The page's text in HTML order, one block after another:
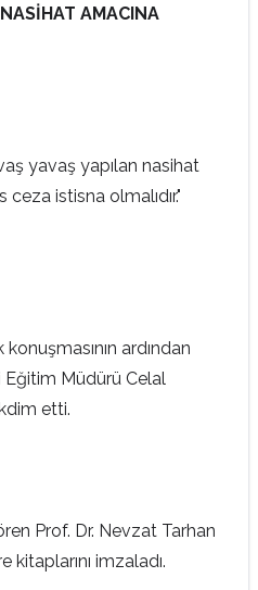
AMACINA
yavaş yapılan nasihat
ceza istisna olmalıdır."
ardından
Eğitim Müdürü Celal
etti.
Prof. Dr. Nevzat Tarhan
imzaladı.